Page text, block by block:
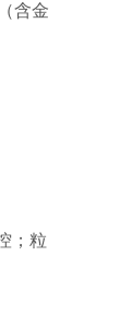
含金
；粒